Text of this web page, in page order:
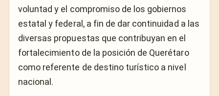
voluntad y el compromiso de los gobiernos
estatal y federal, a fin de dar continuidad a las
diversas propuestas que contribuyan en el
fortalecimiento de la posición de Querétaro
como referente de destino turístico a nivel
nacional.